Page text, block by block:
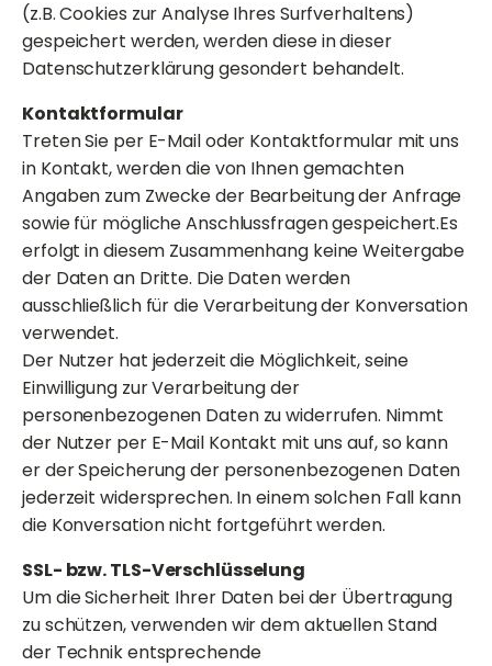
(z.B. Cookies zur Analyse Ihres Surfverhaltens)
gespeichert werden, werden diese in dieser
Datenschutzerklärung gesondert behandelt.
Kontaktformular
Treten Sie per E-Mail oder Kontaktformular mit uns
in Kontakt, werden die von Ihnen gemachten
Angaben zum Zwecke der Bearbeitung der Anfrage
sowie für mögliche Anschlussfragen gespeichert.Es
erfolgt in diesem Zusammenhang keine Weitergabe
der Daten an Dritte. Die Daten werden
ausschließlich für die Verarbeitung der Konversation
verwendet.
Der Nutzer hat jederzeit die Möglichkeit, seine
Einwilligung zur Verarbeitung der
personenbezogenen Daten zu widerrufen. Nimmt
der Nutzer per E-Mail Kontakt mit uns auf, so kann
er der Speicherung der personenbezogenen Daten
jederzeit widersprechen. In einem solchen Fall kann
die Konversation nicht fortgeführt werden.
SSL- bzw. TLS-Verschlüsselung
Um die Sicherheit Ihrer Daten bei der Übertragung
zu schützen, verwenden wir dem aktuellen Stand
der Technik entsprechende